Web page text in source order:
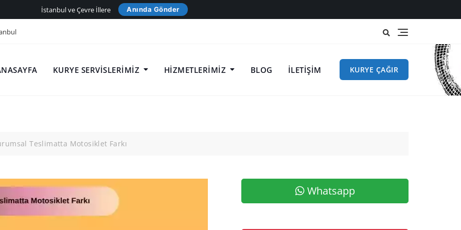
İstanbul ve Çevre İllere Anında Gönder
KURYE SERVISLERIMIZ HIZMETLERIMIZ BLOG İLETIŞIM KURYE ÇAĞIR
Teslimatta Motosiklet Farkı
Whatsapp